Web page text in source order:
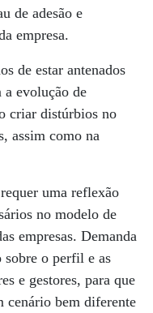
de adesão e
empresa.
de estar antenados
evolução de
criar distúrbios no
assim como na
uma reflexão
no modelo de
empresas. Demanda
sobre o perfil e as
e gestores, para que
cenário bem diferente